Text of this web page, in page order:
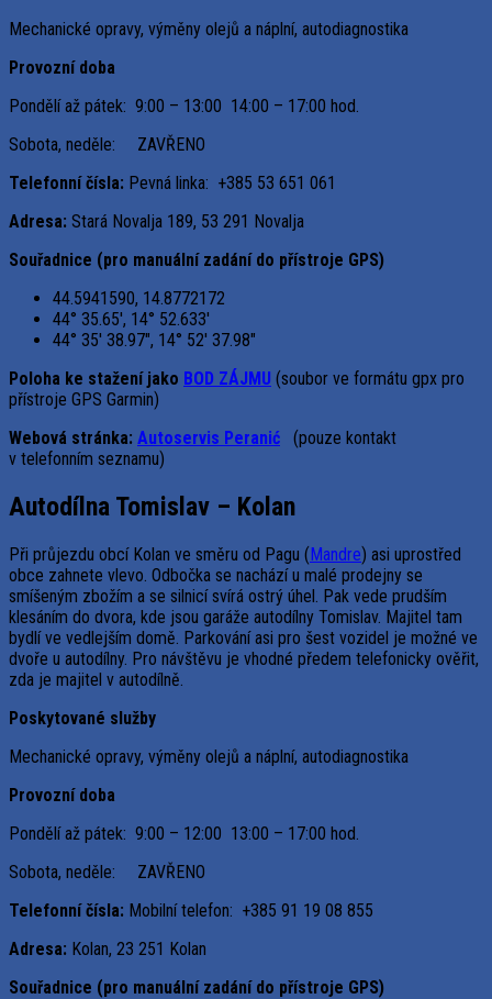
Mechanické opravy, výměny olejů a náplní, autodiagnostika
Provozní doba
Pondělí až pátek: 9:00 – 13:00 14:00 – 17:00 hod.
Sobota, neděle: ZAVŘENO
Telefonní čísla: Pevná linka: +385 53 651 061
Adresa: Stará Novalja 189, 53 291 Novalja
Souřadnice (pro manuální zadání do přístroje GPS)
44.5941590, 14.8772172
44° 35.65′, 14° 52.633′
44° 35′ 38.97″, 14° 52′ 37.98″
Poloha ke stažení jako BOD ZÁJMU (soubor ve formátu gpx pro
přístroje GPS Garmin)
Webová stránka: Autoservis Peranić
(pouze kontakt
v telefonním seznamu)
Autodílna Tomislav – Kolan
Při průjezdu obcí Kolan ve směru od Pagu (Mandre) asi uprostřed
obce zahnete vlevo. Odbočka se nachází u malé prodejny se
smíšeným zbožím a se silnicí svírá ostrý úhel. Pak vede prudším
klesáním do dvora, kde jsou garáže autodílny Tomislav. Majitel tam
bydlí ve vedlejším domě. Parkování asi pro šest vozidel je možné ve
dvoře u autodílny. Pro návštěvu je vhodné předem telefonicky ověřit,
zda je majitel v autodílně.
Poskytované služby
Mechanické opravy, výměny olejů a náplní, autodiagnostika
Provozní doba
Pondělí až pátek: 9:00 – 12:00 13:00 – 17:00 hod.
Sobota, neděle: ZAVŘENO
Telefonní čísla: Mobilní telefon: +385 91 19 08 855
Adresa: Kolan, 23 251 Kolan
Souřadnice (pro manuální zadání do přístroje GPS)